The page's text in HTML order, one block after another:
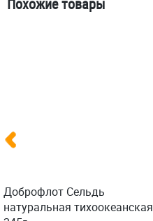
Похожие товары
Доброфлот Сельдь
натуральная тихоокеанская